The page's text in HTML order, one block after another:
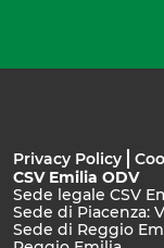
Privacy Policy
CSV Emilia ODV
Sede legale CSV
Sede di Piacenza:
Sede di Reggio